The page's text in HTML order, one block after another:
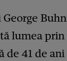
lumea
de 41 de